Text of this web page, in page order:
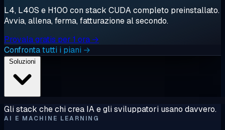
L4, L40S e H100 con stack CUDA completo preinstallato.
Avvia, allena, ferma, fatturazione al secondo.
Provala gratis per 1 ora →
Confronta tutti i piani →
Gli stack che chi crea IA e gli sviluppatori usano davvero.
AI E MACHINE LEARNING